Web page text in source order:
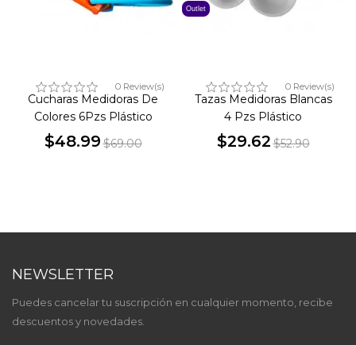
0 Review(s)
Cucharas Medidoras De
Colores 6Pzs Plástico
$48.99$69.00
Outlet
0 Review(s)
Tazas Medidoras Blancas
4 Pzs Plástico
$29.62$52.90
NEWSLETTER
Puedes cancelar tu suscripción en cualquier momento, recibe
descuentos y novedades.